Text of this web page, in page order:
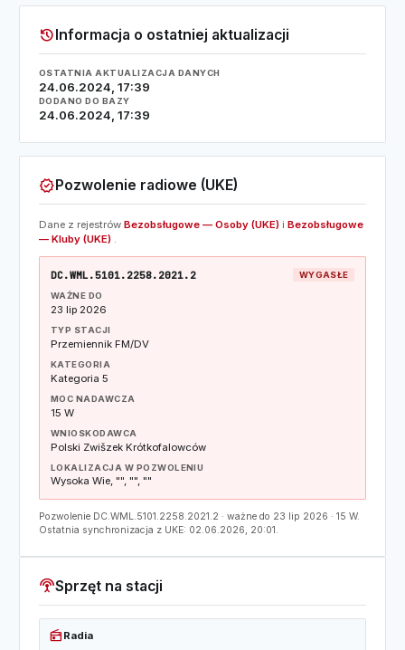
historyInformacja o ostatniej aktualizacji
OSTATNIA AKTUALIZACJA DANYCH
24.06.2024, 17:39
DODANO DO BAZY
24.06.2024, 17:39
verified Pozwolenie radiowe (UKE)
Dane z rejestrów Bezobsługowe — Osoby (UKE) i Bezobsługowe
— Kluby (UKE) .
DC.WML.5101.2258.2021.2 WYGASŁE
WAŻNE DO
23 lip 2026
TYP STACJI
Przemiennik FM/DV
KATEGORIA
Kategoria 5
MOC NADAWCZA
15 W
WNIOSKODAWCA
Polski Zwišzek Krótkofalowców
LOKALIZACJA W POZWOLENIU
Wysoka Wie, "", "", ""
Pozwolenie DC.WML.5101.2258.2021.2 · ważne do 23 lip 2026 · 15 W.
Ostatnia synchronizacja z UKE: 02.06.2026, 20:01.
settings_input_antennaSprzęt na stacji
radioRadia